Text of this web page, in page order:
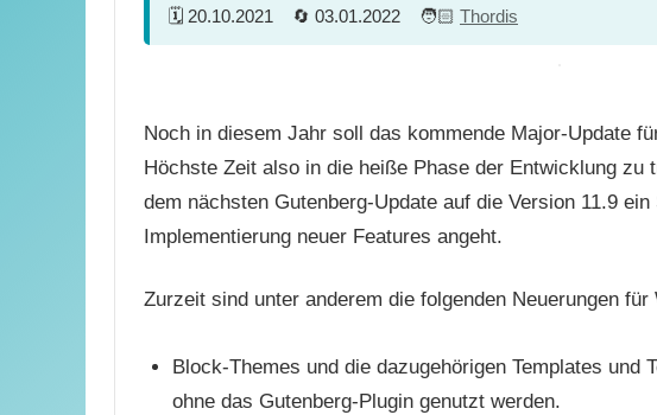
20.10.2021 03.01.2022 Thordis
Noch in diesem Jahr soll das kommende Major-Update
Höchste Zeit also in die heiße Phase der Entwicklung
dem nächsten Gutenberg-Update auf die Version 11.9
Implementierung neuer Features angeht.
Zurzeit sind unter anderem die folgenden Neuerungen
Block-Themes und die dazugehörigen Templates und
ohne das Gutenberg-Plugin genutzt werden.